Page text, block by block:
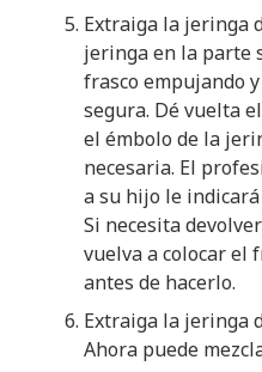
Extraiga la jeringa
jeringa en la parte
frasco empujando
segura. Dé vuelta
el émbolo de la
necesaria. El
a su hijo le
Si necesita
vuelva a colocar el
antes de hacerlo.
Extraiga la jeringa
Ahora puede